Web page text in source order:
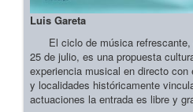
Luis Gareta
El ciclo de música refrescante,
25 de julio, es una propuesta
experiencia musical en directo
y localidades históricamente
actuaciones la entrada es libre y